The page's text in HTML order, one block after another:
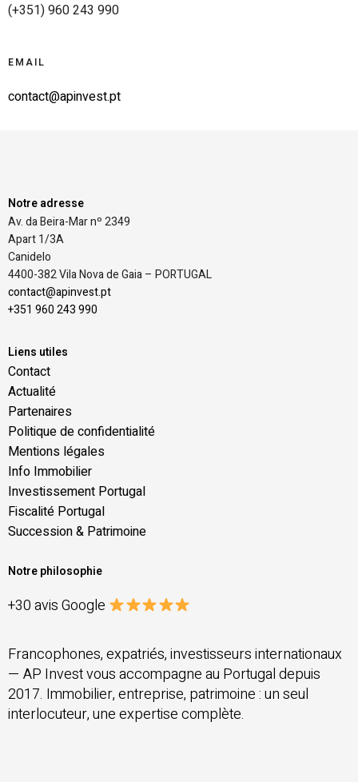
(+351) 960 243 990
EMAIL
contact@apinvest.pt
Notre adresse
Av. da Beira-Mar nº 2349
Apart 1/3A
Canidelo
4400-382 Vila Nova de Gaia – PORTUGAL
contact@apinvest.pt
+351 960 243 990
Liens utiles
Contact
Actualité
Partenaires
Politique de confidentialité
Mentions légales
Info Immobilier
Investissement Portugal
Fiscalité Portugal
Succession & Patrimoine
Notre philosophie
+30 avis Google
Francophones, expatriés, investisseurs internationaux
— AP Invest vous accompagne au Portugal depuis
2017. Immobilier, entreprise, patrimoine : un seul
interlocuteur, une expertise complète.